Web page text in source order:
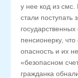
у нее код из
стали поступать
пенсионерку,
опасность и их
«безопасном
гражданка